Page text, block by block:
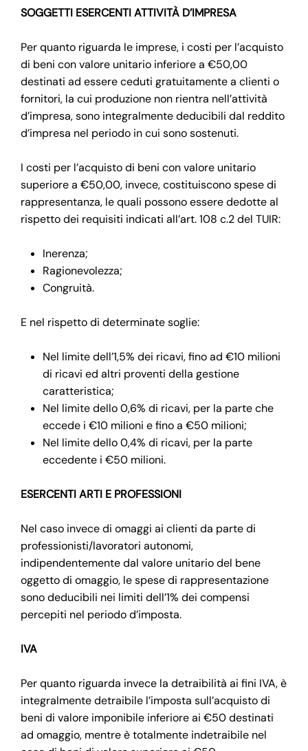
SOGGETTI ESERCENTI ATTIVITÀ D’IMPRESA
Per quanto riguarda le imprese, i costi per l’acquisto
di beni con valore unitario inferiore a €50,00
destinati ad essere ceduti gratuitamente a clienti o
fornitori, la cui produzione non rientra nell’attività
d’impresa, sono integralmente deducibili dal reddito
d’impresa nel periodo in cui sono sostenuti.
I costi per l’acquisto di beni con valore unitario
superiore a €50,00, invece, costituiscono spese di
rappresentanza, le quali possono essere dedotte al
rispetto dei requisiti indicati all’art. 108 c.2 del TUIR:
Inerenza;
Ragionevolezza;
Congruità.
E nel rispetto di determinate soglie:
Nel limite dell’1,5% dei ricavi, fino ad €10 milioni
di ricavi ed altri proventi della gestione
caratteristica;
Nel limite dello 0,6% di ricavi, per la parte che
eccede i €10 milioni e fino a €50 milioni;
Nel limite dello 0,4% di ricavi, per la parte
eccedente i €50 milioni.
ESERCENTI ARTI E PROFESSIONI
Nel caso invece di omaggi ai clienti da parte di
professionisti/lavoratori autonomi,
indipendentemente dal valore unitario del bene
oggetto di omaggio, le spese di rappresentazione
sono deducibili nei limiti dell’1% dei compensi
percepiti nel periodo d’imposta.
IVA
Per quanto riguarda invece la detraibilità ai fini IVA, è
integralmente detraibile l’imposta sull’acquisto di
beni di valore imponibile inferiore ai €50 destinati
ad omaggio, mentre è totalmente indetraibile nel